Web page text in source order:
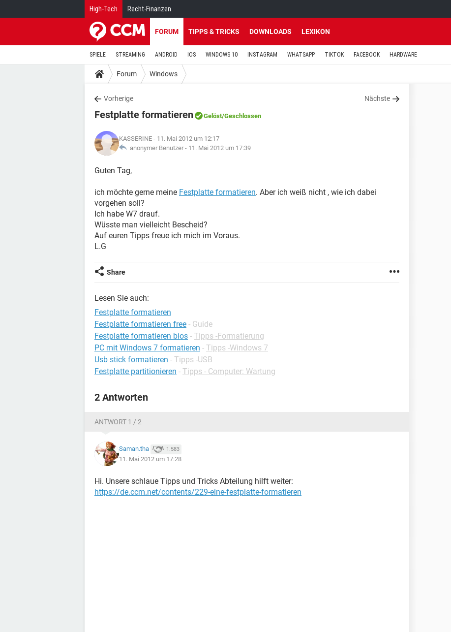
High-Tech Recht-Finanzen
FORUM TIPPS & TRICKS DOWNLOADS LEXIKON
SPIELE STREAMING ANDROID IOS WINDOWS 10 INSTAGRAM WHATSAPP TIKTOK FACEBOOK HARDWARE
Forum Windows
Vorherige Nächste
Festplatte formatieren Gelöst/Geschlossen
KASSERINE - 11. Mai 2012 um 12:17
anonymer Benutzer - 11. Mai 2012 um 17:39
Guten Tag,
ich möchte gerne meine Festplatte formatieren. Aber ich weiß nicht , wie ich dabei
vorgehen soll?
Ich habe W7 drauf.
Wüsste man vielleicht Bescheid?
Auf euren Tipps freue ich mich im Voraus.
L.G
Share
Lesen Sie auch:
Festplatte formatieren
Festplatte formatieren free - Guide
Festplatte formatieren bios - Tipps -Formatierung
PC mit Windows 7 formatieren - Tipps -Windows 7
Usb stick formatieren - Tipps -USB
Festplatte partitionieren - Tipps - Computer: Wartung
2 Antworten
ANTWORT 1 / 2
Saman.tha 1.583
11. Mai 2012 um 17:28
Hi. Unsere schlaue Tipps und Tricks Abteilung hilft weiter:
https://de.ccm.net/contents/229-eine-festplatte-formatieren